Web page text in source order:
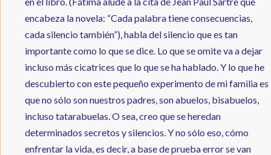
encabeza la novela: “Cada palabra tiene consecuencias,
cada silencio también”), habla del silencio que es tan
importante como lo que se dice. Lo que se omite va a dejar
incluso más cicatrices que lo que se ha hablado. Y lo que he
descubierto con este pequeño experimento de mi familia es
que no sólo son nuestros padres, son abuelos, bisabuelos,
incluso tatarabuelas. O sea, creo que se heredan
determinados secretos y silencios. Y no sólo eso, cómo
enfrentar la vida, es decir, a base de prueba error se van